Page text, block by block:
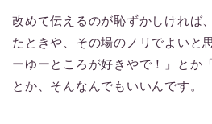
改めて伝えるのが恥ずかしければ
たときや、その場のノリでよいと
ーゆーところが好きやで！」とか
とか、そんなんでもいいんです。